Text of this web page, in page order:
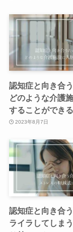
認知症と向き合う
どのような介護
することができ
2023年8月7日
認知症と向き合
ライラしてしま